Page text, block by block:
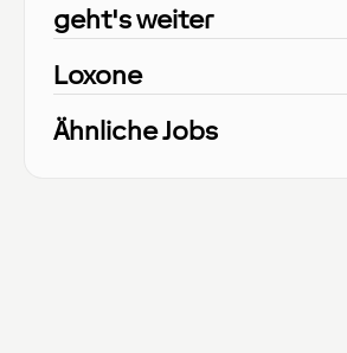
geht's weiter
Loxone
Ähnliche Jobs